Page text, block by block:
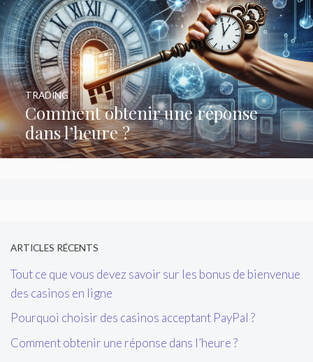
Comment obtenir une réponse
dans l’heure ?
TRADING
ARTICLES RÉCENTS
Tout ce que vous devez savoir sur les bonus de bienvenue
des casinos en ligne
Pourquoi choisir des casinos acceptant PayPal ?
Comment obtenir une réponse dans l’heure ?